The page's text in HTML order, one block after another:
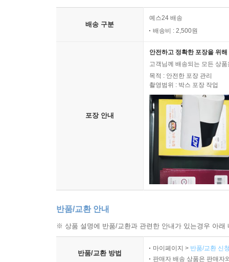
배송 구분
예스24 배송
배송비 : 2,500원
포장 안내
안전하고 정확한 포장을 위
고객님께 배송되는 모든 상
목적 : 안전한 포장 관리
촬영범위 : 박스 포장 작업
반품/교환 안내
※ 상품 설명에 반품/교환과 관련한 안내가 있는경우 아
반품/교환 방법
마이페이지 > 반품/교환 신
판매자 배송 상품은 판매자